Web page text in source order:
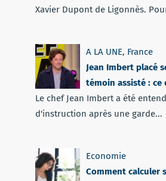
Xavier Dupont de Ligonnès.
A LA UNE, France
Jean Imbert placé
témoin assisté : ce
Le chef Jean Imbert a été
d'instruction après une garde...
Economie
Comment calculer